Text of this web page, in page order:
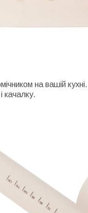
на вашій
качалку.